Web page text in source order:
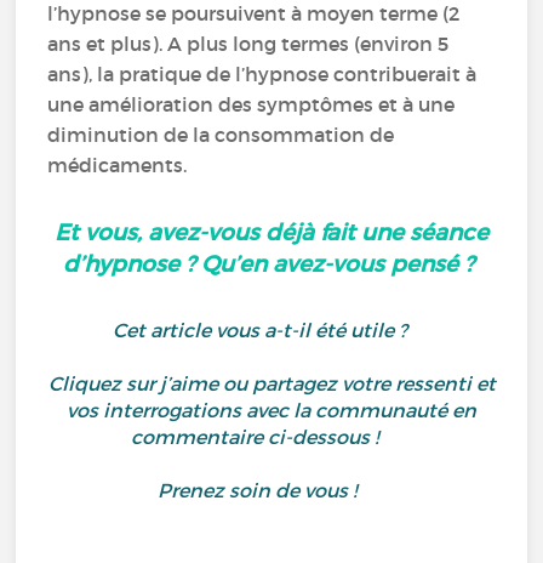
l’hypnose se poursuivent à moyen terme (2
ans et plus). A plus long termes (environ 5
ans), la pratique de l’hypnose contribuerait à
une amélioration des symptômes et à une
diminution de la consommation de
médicaments.
Et vous, avez-vous déjà fait une séance
d’hypnose ? Qu’en avez-vous pensé ?
Cet article vous a-t-il été utile ?
Cliquez sur j’aime ou partagez votre ressenti et
vos interrogations avec la communauté en
commentaire ci-dessous !
Prenez soin de vous !